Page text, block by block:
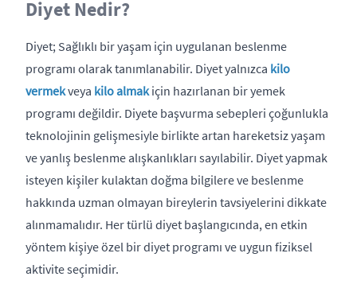
Diyet Nedir?
Diyet; Sağlıklı bir yaşam için uygulanan beslenme
programı olarak tanımlanabilir. Diyet yalnızca kilo
vermekveya kilo almak için hazırlanan bir yemek
programı değildir. Diyete başvurma sebepleri çoğunlukla
teknolojinin gelişmesiyle birlikte artan hareketsiz yaşam
ve yanlış beslenme alışkanlıkları sayılabilir. Diyet yapmak
isteyen kişiler kulaktan doğma bilgilere ve beslenme
hakkında uzman olmayan bireylerin tavsiyelerini dikkate
alınmamalıdır. Her türlü diyet başlangıcında, en etkin
yöntem kişiye özel bir diyet programı ve uygun fiziksel
aktivite seçimidir.